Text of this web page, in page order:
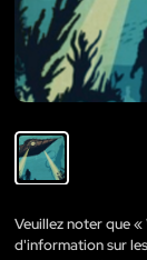
Veuillez noter que
d'information sur